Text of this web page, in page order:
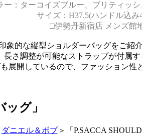
ー：ターコイズブルー、ブリティッ
サイズ：H37.5(ハンドル込み
□伊勢丹新宿店 メンズ館
象的な縦型ショルダーバッグをご
さ調整が可能なストラップが付属
展開しているので、ファッション性
グ」
ダニエル＆ボブ＞「P.SACCA